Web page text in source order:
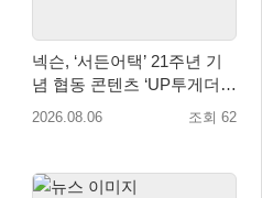
넥슨, ‘서든어택’ 21주년 기
념 협동 콘텐츠 ‘UP투게더’
업데이트
2026.08.06 조회 62